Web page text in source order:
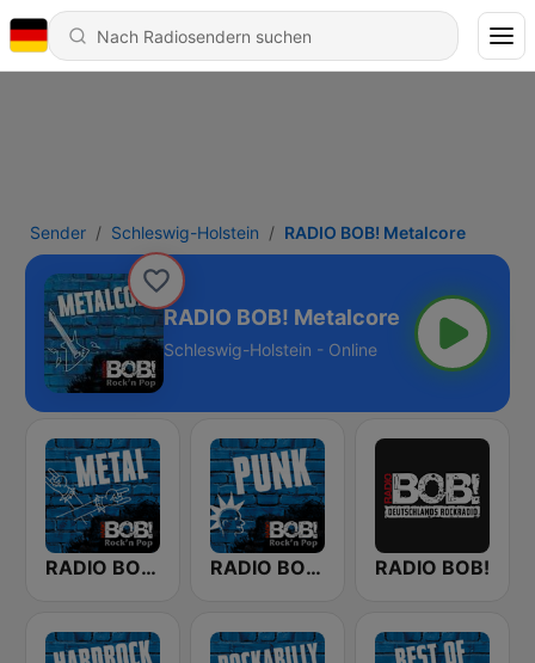
Sender Schleswig-Holstein RADIO BOB! Metalcore
RADIO BOB! Metalcore
Schleswig-Holstein - Online
RADIO BOB! Metal RADIO BOB! Punk RADIO BOB!